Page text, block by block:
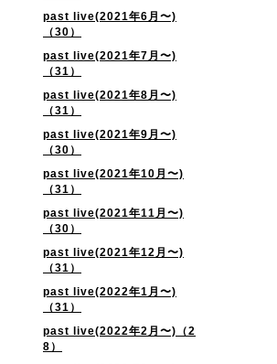
past live(2021年6月〜)
（30）
past live(2021年7月〜)
（31）
past live(2021年8月〜)
（31）
past live(2021年9月〜)
（30）
past live(2021年10月〜)
（31）
past live(2021年11月〜)
（30）
past live(2021年12月〜)
（31）
past live(2022年1月〜)
（31）
past live(2022年2月〜)（2
8）